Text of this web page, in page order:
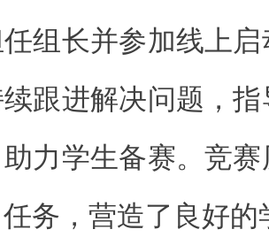
组长并参加线上
跟进解决问题，
力学生备赛。竞
务，营造了良好的